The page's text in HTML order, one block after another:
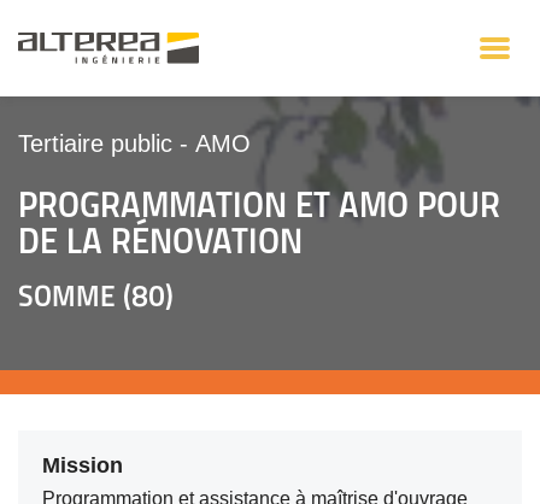
Tertiaire public - AMO
PROGRAMMATION ET AMO POUR
DE LA RÉNOVATION
SOMME (80)
Mission
Programmation et assistance à maîtrise d'ouvrage